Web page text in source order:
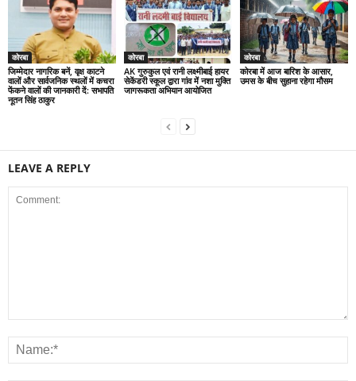
कोरबा
जिम्मेदार नागरिक बनें, वृक्ष काटने
वालों और सार्वजनिक स्थलों में कचरा
फेंकने वालों की जानकारी दें: सभापति
नूतन सिंह ठाकुर
कोरबा
AK गुरुकुल एवं रानी लक्ष्मीबाई हायर
सेकेंडरी स्कूल द्वारा गांव में नशा मुक्ति
जागरूकता अभियान आयोजित
कोरबा
कोरबा में आज बारिश के आसार,
उमस के बीच सुहाना रहेगा मौसम
LEAVE A REPLY